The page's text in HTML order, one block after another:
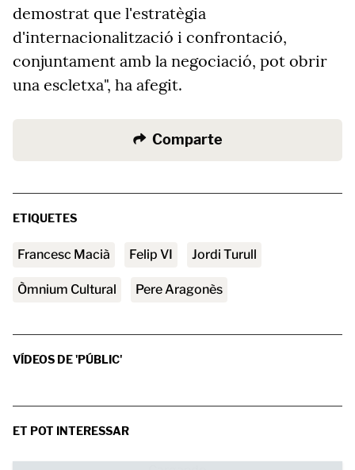
demostrat que l'estratègia
d'internacionalització i confrontació,
conjuntament amb la negociació, pot obrir
una escletxa", ha afegit.
Comparte
ETIQUETES
Francesc Macià Felip VI Jordi Turull
Òmnium Cultural Pere Aragonès
VÍDEOS DE 'PÚBLIC'
ET POT INTERESSAR